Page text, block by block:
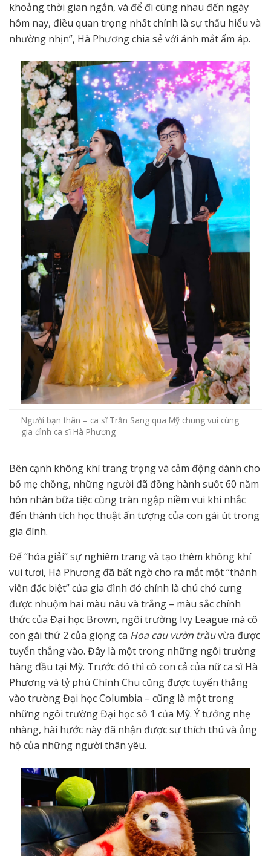
khoảng thời gian ngắn, và để đi cùng nhau đến ngày
hôm nay, điều quan trọng nhất chính là sự thấu hiểu và
nhường nhịn”, Hà Phương chia sẻ với ánh mắt ấm áp.
Người bạn thân – ca sĩ Trần Sang qua Mỹ chung vui cùng
gia đình ca sĩ Hà Phương
Bên cạnh không khí trang trọng và cảm động dành cho
bố mẹ chồng, những người đã đồng hành suốt 60 năm
hôn nhân bữa tiệc cũng tràn ngập niềm vui khi nhắc
đến thành tích học thuật ấn tượng của con gái út trong
gia đình.
Để “hóa giải” sự nghiêm trang và tạo thêm không khí
vui tươi, Hà Phương đã bất ngờ cho ra mắt một “thành
viên đặc biệt” của gia đình đó chính là chú chó cưng
được nhuộm hai màu nâu và trắng – màu sắc chính
thức của Đại học Brown, ngôi trường Ivy League mà cô
con gái thứ 2 của giọng ca Hoa cau vườn trầuvừa được
tuyển thẳng vào. Đây là một trong những ngôi trường
hàng đầu tại Mỹ. Trước đó thì cô con cả của nữ ca sĩ Hà
Phương và tỷ phú Chính Chu cũng được tuyển thẳng
vào trường Đại học Columbia – cũng là một trong
những ngôi trường Đại học số 1 của Mỹ. Ý tưởng nhẹ
nhàng, hài hước này đã nhận được sự thích thú và ủng
hộ của những người thân yêu.